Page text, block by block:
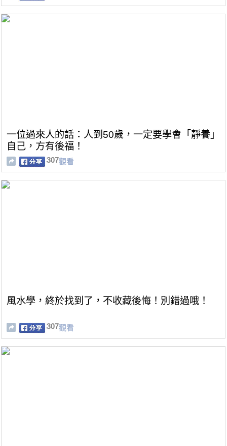
一位過來人的話：人到50歲，一定要學會「靜養」
自己，方有後福！
307觀看
風水學，終於找到了，不收藏後悔！別錯過哦！
307觀看